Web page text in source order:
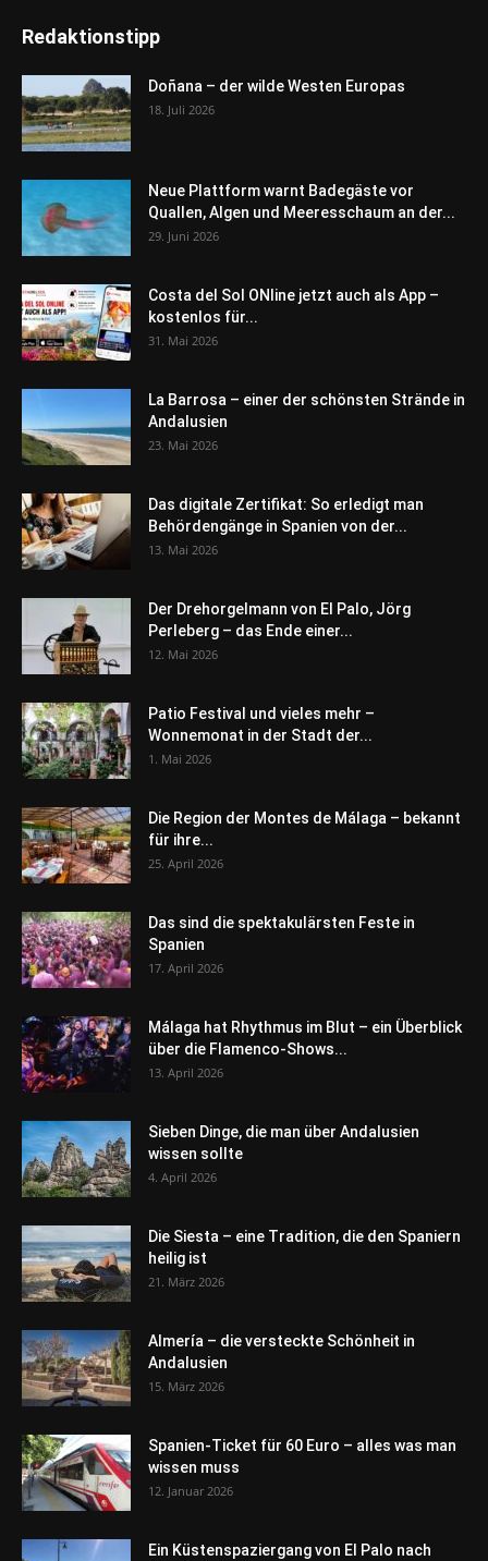
Redaktionstipp
Doñana – der wilde Westen Europas
18. Juli 2026
Neue Plattform warnt Badegäste vor
Quallen, Algen und Meeresschaum an der...
29. Juni 2026
Costa del Sol ONline jetzt auch als App –
kostenlos für...
31. Mai 2026
La Barrosa – einer der schönsten Strände in
Andalusien
23. Mai 2026
Das digitale Zertifikat: So erledigt man
Behördengänge in Spanien von der...
13. Mai 2026
Der Drehorgelmann von El Palo, Jörg
Perleberg – das Ende einer...
12. Mai 2026
Patio Festival und vieles mehr –
Wonnemonat in der Stadt der...
1. Mai 2026
Die Region der Montes de Málaga – bekannt
für ihre...
25. April 2026
Das sind die spektakulärsten Feste in
Spanien
17. April 2026
Málaga hat Rhythmus im Blut – ein Überblick
über die Flamenco-Shows...
13. April 2026
Sieben Dinge, die man über Andalusien
wissen sollte
4. April 2026
Die Siesta – eine Tradition, die den Spaniern
heilig ist
21. März 2026
Almería – die versteckte Schönheit in
Andalusien
15. März 2026
Spanien-Ticket für 60 Euro – alles was man
wissen muss
12. Januar 2026
Ein Küstenspaziergang von El Palo nach